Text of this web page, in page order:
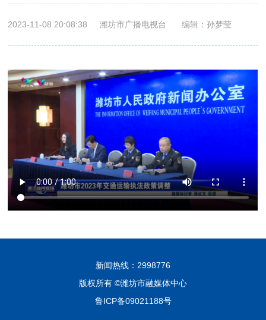
2023-11-08 20:08:38 潍坊市广播电视台 编辑：孙梦莹
新闻热线：2998776
版权所有 ©潍坊市融媒体中心
鲁ICP备09021188号